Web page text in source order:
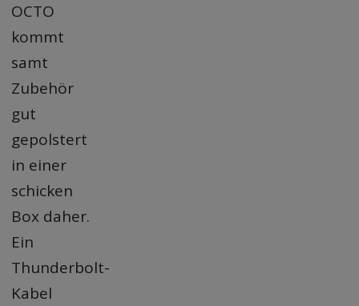
OCTO
kommt
samt
Zubehör
gut
gepolstert
in einer
schicken
Box daher.
Ein
Thunderbolt-
Kabel